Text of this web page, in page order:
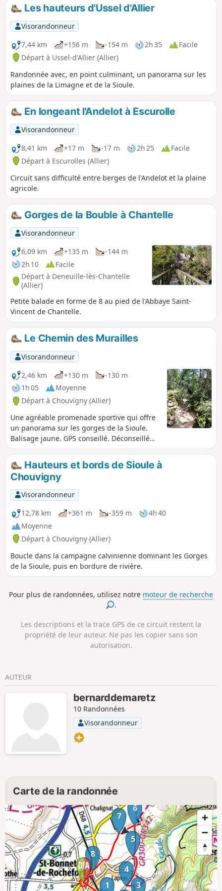
nombreuses activités proposées par la
base nautique d'Ébreuil.
Les hauteurs d'Ussel d'Allier
Visorandonneur
7,44 km
+156 m -154 m 2h 35
Facile
Départ à Ussel-d'Allier (Allier)
Randonnée avec, en point culminant, un panorama sur les
plaines de la Limagne et de la Sioule.
En longeant l'Andelot à Escurolle
Visorandonneur
8,41 km
+17 m -17 m 2h 25
Facile
Départ à Escurolles (Allier)
Circuit sans difficulté entre berges de l'Andelot et la plaine
agricole.
Gorges de la Bouble à Chantelle
Visorandonneur
6,09 km
+135 m
-144 m
2h 10
Facile
Départ à Deneuille-lès-Chantelle
(Allier)
Petite balade en forme de 8 au pied de l'Abbaye Saint-
Vincent de Chantelle.
Le Chemin des Murailles
Visorandonneur
2,46 km
+130 m
-130 m
1h 05
Moyenne
Départ à Chouvigny (Allier)
Une agréable promenade sportive qui offre
un panorama sur les gorges de la Sioule.
Balisage jaune. GPS conseillé. Déconseillé
aux familles avec de jeunes enfants (voir
informations pratiques).
Hauteurs et bords de Sioule à
Chouvigny
Visorandonneur
12,78 km
+361 m -359 m
4h 40
Moyenne
Départ à Chouvigny (Allier)
Boucle dans la campagne calvinienne dominant les Gorges
de la Sioule, puis en bordure de rivière.
Pour plus de randonnées, utilisez notre moteur de recherche
.
Les descriptions et la trace GPS de ce circuit restent la
propriété de leur auteur. Ne pas les copier sans son
autorisation.
AUTEUR
bernarddemaretz
10 Randonnées
Visorandonneur
Carte de la randonnée
1
3
4
5
6
7
8